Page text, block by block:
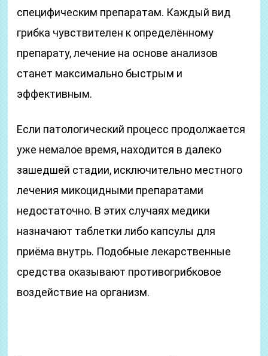
специфическим препаратам. Каждый вид
грибка чувствителен к определённому
препарату, лечение на основе анализов
станет максимально быстрым и
эффективным.
Если патологический процесс продолжается
уже немалое время, находится в далеко
зашедшей стадии, исключительно местного
лечения микоцидными препаратами
недостаточно. В этих случаях медики
назначают таблетки либо капсулы для
приёма внутрь. Подобные лекарственные
средства оказывают противогрибковое
воздействие на организм.